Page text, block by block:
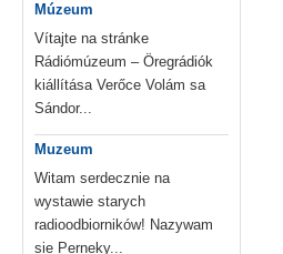
Múzeum
Vítajte na stránke
Rádiómúzeum – Öregrádiók
kiállítása Verőce Volám sa
Sándor...
Muzeum
Witam serdecznie na
wystawie starych
radioodbiorników! Nazywam
sie Perneky...